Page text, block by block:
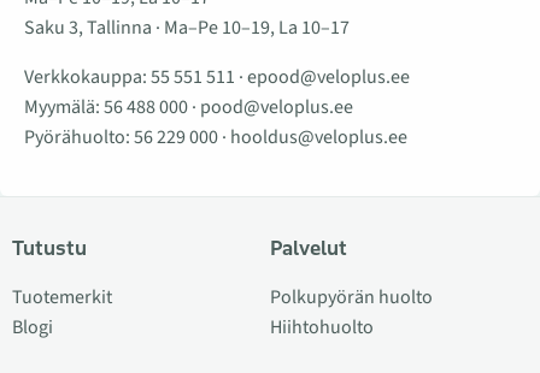
Saku 3, Tallinna · Ma–Pe 10–19, La 10–17
Verkkokauppa:55 551 511 ·epood@veloplus.ee
Myymälä:56 488 000· pood@veloplus.ee
Pyörähuolto:56 229 000· hooldus@veloplus.ee
Tutustu
Tuotemerkit
Blogi
Palvelut
Polkupyörän huolto
Hiihtohuolto